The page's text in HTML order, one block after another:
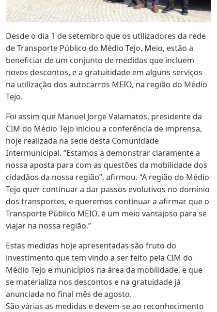
Desde o dia 1 de setembro que os utilizadores da rede
de Transporte Público do Médio Tejo, Meio, estão a
beneficiar de um conjunto de medidas que incluem
novos descontos, e a gratuitidade em alguns serviços
na utilização dos autocarros MEIO, na região do Médio
Tejo.
Foi assim que Manuel Jorge Valamatos, presidente da
CIM do Médio Tejo iniciou a conferência de imprensa,
hoje realizada na sede desta Comunidade
Intermunicipal. “Estamos a demonstrar claramente a
nossa aposta para com as questões da mobilidade dos
cidadãos da nossa região”, afirmou. “A região do Médio
Tejo quer continuar a dar passos evolutivos no domínio
dos transportes, e queremos continuar a afirmar que o
Transporte Público MEIO, é um meio vantajoso para se
viajar na nossa região.”
Estas medidas hoje apresentadas são fruto do
investimento que tem vindo a ser feito pela CIM do
Médio Tejo e municípios na área da mobilidade, e que
se materializa nos descontos e na gratuidade já
anunciada no final mês de agosto.
São várias as medidas e devem-se ao reconhecimento